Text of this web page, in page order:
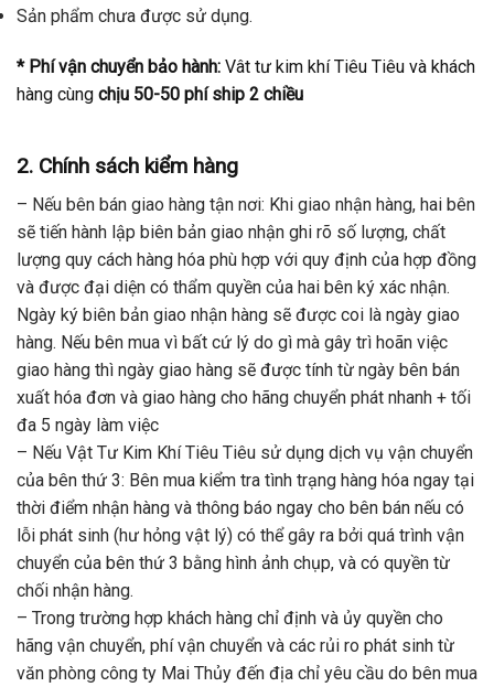
Sản phẩm chưa được sử dụng.
* Phí vận chuyển bảo hành: Vât tư kim khí Tiêu Tiêu và khách
hàng cùng chịu 50-50 phí ship 2 chiều
2. Chính sách kiểm hàng
– Nếu bên bán giao hàng tận nơi: Khi giao nhận hàng, hai bên
sẽ tiến hành lập biên bản giao nhận ghi rõ số lượng, chất
lượng quy cách hàng hóa phù hợp với quy định của hợp đồng
và được đại diện có thẩm quyền của hai bên ký xác nhận.
Ngày ký biên bản giao nhận hàng sẽ được coi là ngày giao
hàng. Nếu bên mua vì bất cứ lý do gì mà gây trì hoãn việc
giao hàng thì ngày giao hàng sẽ được tính từ ngày bên bán
xuất hóa đơn và giao hàng cho hãng chuyển phát nhanh + tối
đa 5 ngày làm việc
– Nếu Vật Tư Kim Khí Tiêu Tiêu sử dụng dịch vụ vận chuyển
của bên thứ 3: Bên mua kiểm tra tình trạng hàng hóa ngay tại
thời điểm nhận hàng và thông báo ngay cho bên bán nếu có
lỗi phát sinh (hư hỏng vật lý) có thể gây ra bởi quá trình vận
chuyển của bên thứ 3 bằng hình ảnh chụp, và có quyền từ
chối nhận hàng.
– Trong trường hợp khách hàng chỉ định và ủy quyền cho
hãng vận chuyển, phí vận chuyển và các rủi ro phát sinh từ
văn phòng công ty Mai Thủy đến địa chỉ yêu cầu do bên mua